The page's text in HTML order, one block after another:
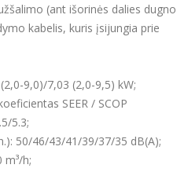
(ant išorinės dalies dugno
kabelis, kuris įsijungia prie
9,0)/7,03 (2,0-9,5) kW;
SEER / SCOP
5.3;
50/46/43/41/39/37/35 dB(A);
m³/h;